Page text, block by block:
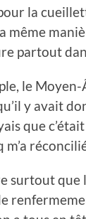
la
même
partout
le Moyen-
y avait
que
surtout que